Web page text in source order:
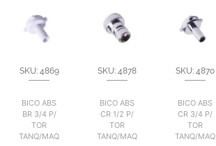
SKU: 4869
BICO ABS
BR 3/4 P/
TOR
TANQ/MAQ
SKU: 4878
BICO ABS
CR 1/2 P/
TOR
TANQ/MAQ
SKU: 4870
BICO ABS
CR 3/4 P/
TOR
TANQ/MAQ